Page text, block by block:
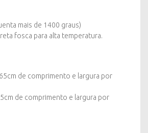
mais de 1400 graus)
fosca para alta temperatura.
de comprimento e largura por
de comprimento e largura por